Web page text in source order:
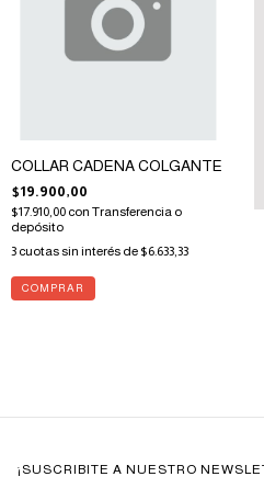
COLLAR CADENA COLGANTE
$19.900,00
$17.910,00 con Transferencia o
depósito
3 cuotas sin interés de $6.633,33
¡SUSCRIBITE A NUESTRO